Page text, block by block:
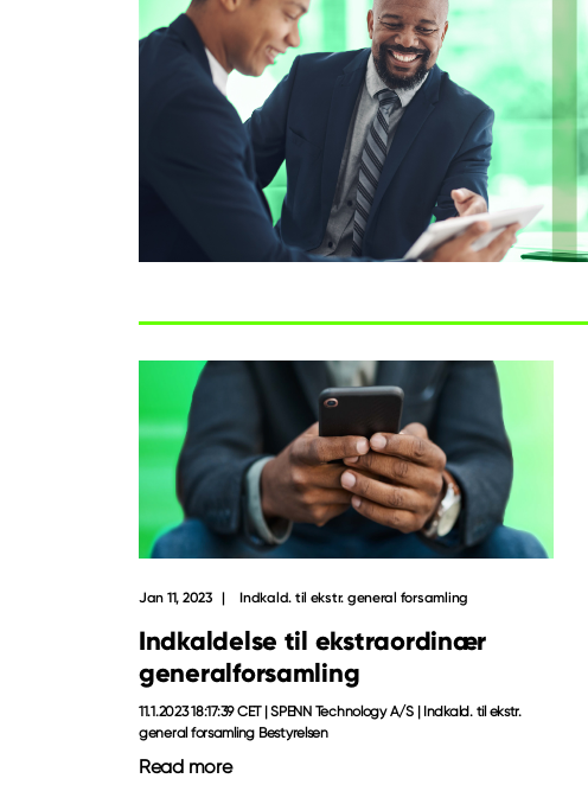
Jan 11, 2023 Indkald. til ekstr. general forsamling
Indkaldelse til ekstraordinær
generalforsamling
11.1.2023 18:17:39 CET | SPENN Technology A/S | Indkald. til ekstr.
general forsamling Bestyrelsen
Read more